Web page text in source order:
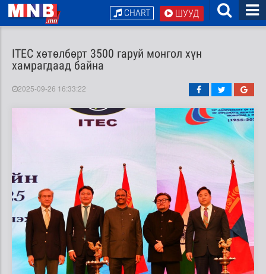
ШУУД
CHART
ITEC хөтөлбөрт 3500 гаруй монгол хүн
хамрагдаад байна
2025-09-26 16:33:22